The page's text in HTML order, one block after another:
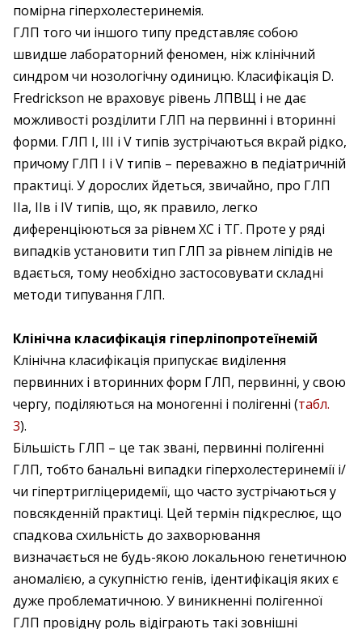
помірна гіперхолестеринемія.
ГЛП того чи іншого типу представляє собою
швидше лабораторний феномен, ніж клінічний
синдром чи нозологічну одиницю. Класифікація D.
Fredrickson не враховує рівень ЛПВЩ і не дає
можливості розділити ГЛП на первинні і вторинні
форми. ГЛП I, III і V типів зустрічаються вкрай рідко,
причому ГЛП I і V типів – переважно в педіатричній
практиці. У дорослих йдеться, звичайно, про ГЛП
ІІа, ІІв і IV типів, що, як правило, легко
диференціюються за рівнем ХС і ТГ. Проте у ряді
випадків установити тип ГЛП за рівнем ліпідів не
вдається, тому необхідно застосовувати складні
методи типування ГЛП.
Клінічна класифікація гіперліпопротеїнемій
Клінічна класифікація припускає виділення
первинних і вторинних форм ГЛП, первинні, у свою
чергу, поділяються на моногенні і полігенні (табл.
3).
Більшість ГЛП – це так звані, первинні полігенні
ГЛП, тобто банальні випадки гіперхолестеринемії і/
чи гіпертригліцеридемії, що часто зустрічаються у
повсякденній практиці. Цей термін підкреслює, що
спадкова схильність до захворювання
визначається не будь-якою локальною генетичною
аномалією, а сукупністю генів, ідентифікація яких є
дуже проблематичною. У виникненні полігенної
ГЛП провідну роль відіграють такі зовнішні